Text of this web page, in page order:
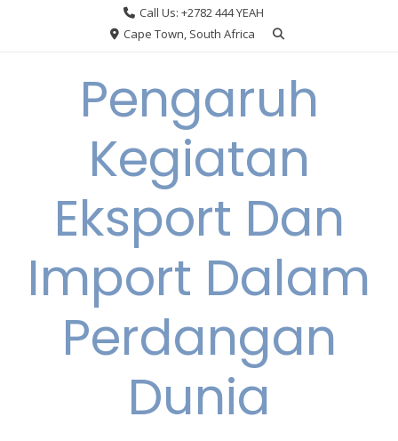
Call Us: +2782 444 YEAH
Cape Town, South Africa
Pengaruh
Kegiatan
Eksport Dan
Import Dalam
Perdangan
Dunia